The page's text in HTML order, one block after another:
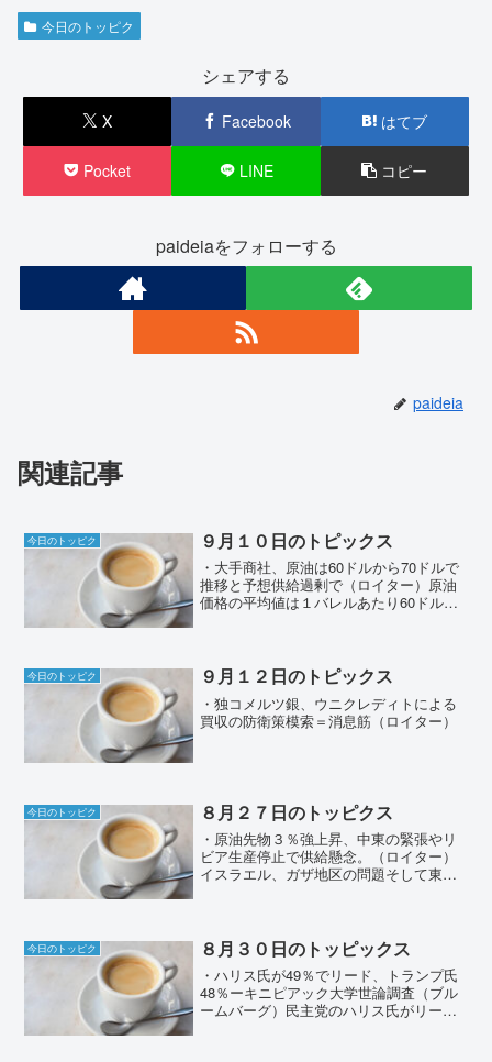
今日のトッピク
シェアする
X Facebook はてブ
Pocket LINE コピー
paideiaをフォローする
paideia
関連記事
今日のトッピク ９月１０日のトピックス
・大手商社、原油は60ドルから70ドルで
推移と予想供給過剰で（ロイター）原油
価格の平均値は１バレルあたり60ドル前
格帯となった...
今日のトッピク ９月１２日のトピックス
・独コメルツ銀、ウニクレディトによる
買収の防衛策模索＝消息筋（ロイター）
今日のトッピク ８月２７日のトッピクス
・原油先物３％強上昇、中東の緊張やリ
ビア生産停止で供給懸念。（ロイター）
イスラエル、ガザ地区の問題そして東西
入ルートも決まっている。...
今日のトッピク ８月３０日のトッピックス
・ハリス氏が49％でリード、トランプ氏
48％ーキニピアック大学世論調査（ブル
ームバーグ）民主党のハリス氏がリード